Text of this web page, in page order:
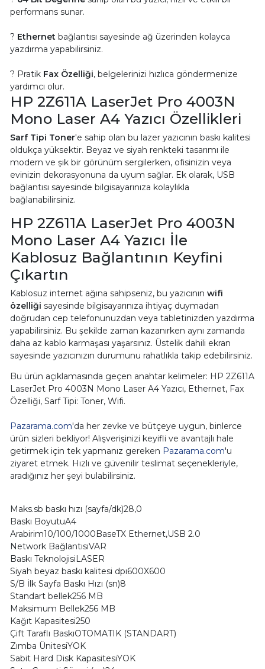
performans sunar.
? Ethernet bağlantısı sayesinde ağ üzerinden kolayca
yazdırma yapabilirsiniz.
? Pratik Fax Özelliği, belgelerinizi hızlıca göndermenize
yardımcı olur.
HP 2Z611A LaserJet Pro 4003N
Mono Laser A4 Yazıcı Özellikleri
Sarf Tipi Toner'e sahip olan bu lazer yazıcının baskı kalitesi
oldukça yüksektir. Beyaz ve siyah renkteki tasarımı ile
modern ve şık bir görünüm sergilerken, ofisinizin veya
evinizin dekorasyonuna da uyum sağlar. Ek olarak, USB
bağlantısı sayesinde bilgisayarınıza kolaylıkla
bağlanabilirsiniz.
HP 2Z611A LaserJet Pro 4003N
Mono Laser A4 Yazıcı İle
Kablosuz Bağlantının Keyfini
Çıkartın
Kablosuz internet ağına sahipseniz, bu yazıcının wifi
özelliği sayesinde bilgisayarınıza ihtiyaç duymadan
doğrudan cep telefonunuzdan veya tabletinizden yazdırma
yapabilirsiniz. Bu şekilde zaman kazanırken aynı zamanda
daha az kablo karmaşası yaşarsınız. Üstelik dahili ekran
sayesinde yazıcınızın durumunu rahatlıkla takip edebilirsiniz.
Bu ürün açıklamasında geçen anahtar kelimeler: HP 2Z611A
LaserJet Pro 4003N Mono Laser A4 Yazıcı, Ethernet, Fax
Özelliği, Sarf Tipi: Toner, Wifi.
Pazarama.com'da her zevke ve bütçeye uygun, binlerce
ürün sizleri bekliyor! Alışverişinizi keyifli ve avantajlı hale
getirmek için tek yapmanız gereken Pazarama.com'u
ziyaret etmek. Hızlı ve güvenilir teslimat seçenekleriyle,
aradığınız her şeyi bulabilirsiniz.
Maks.sb baskı hızı (sayfa/dk)28,0
Baskı BoyutuA4
Arabirim10/100/1000BaseTX Ethernet,USB 2.0
Network BağlantısıVAR
Baskı TeknolojisiLASER
Siyah beyaz baskı kalitesi dpı600X600
S/B İlk Sayfa Baskı Hızı (sn)8
Standart bellek256 MB
Maksimum Bellek256 MB
Kağıt Kapasitesi250
Çift Taraflı BaskıOTOMATIK (STANDART)
Zımba ÜnitesiYOK
Sabit Hard Disk KapasitesiYOK